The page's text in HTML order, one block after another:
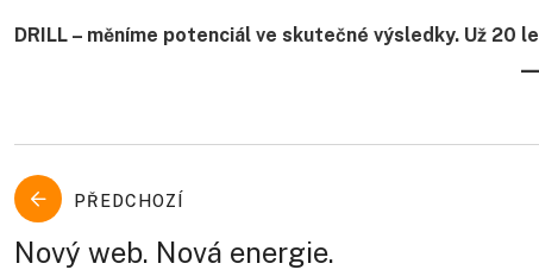
DRILL – měníme potenciál ve skutečné výsledky. Už 20
Navigace
pro
PŘEDCHOZÍ
Nový web. Nová energie.